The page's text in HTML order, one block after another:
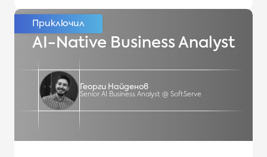
AI-Native Business Analyst
Георги Найденов
Senior AI Business Analyst @ SoftServe